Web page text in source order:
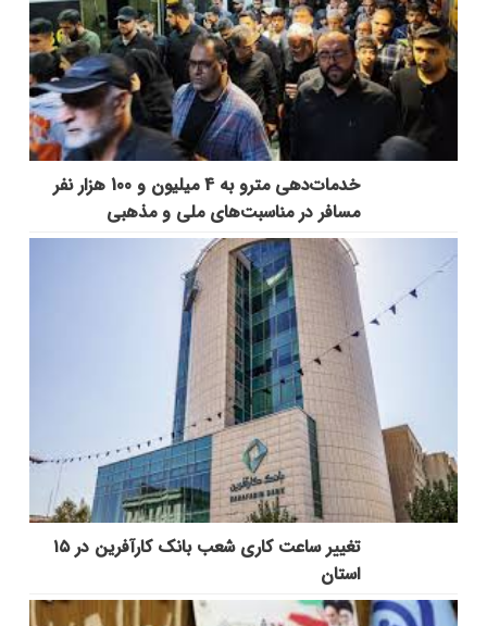
خدمات‌دهي مترو به 4 ميليون و 100 هزار نفر
مسافر در مناسبت‌هاي ملي و مذهبي
تغییر ساعت کاری شعب بانک کارآفرین در ۱۵
استان